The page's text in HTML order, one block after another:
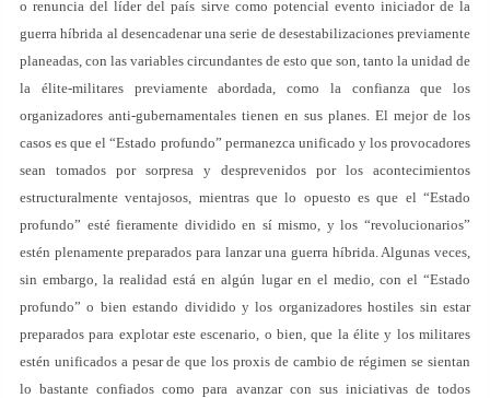
o renuncia del líder del país sirve como potencial evento iniciador de la
guerra híbrida al desencadenar una serie de desestabilizaciones previamente
planeadas, con las variables circundantes de esto que son, tanto la unidad de
la élite-militares previamente abordada, como la confianza que los
organizadores anti-gubernamentales tienen en sus planes. El mejor de los
casos es que el “Estado profundo” permanezca unificado y los provocadores
sean tomados por sorpresa y desprevenidos por los acontecimientos
estructuralmente ventajosos, mientras que lo opuesto es que el “Estado
profundo” esté fieramente dividido en sí mismo, y los “revolucionarios”
estén plenamente preparados para lanzar una guerra híbrida. Algunas veces,
sin embargo, la realidad está en algún lugar en el medio, con el “Estado
profundo” o bien estando dividido y los organizadores hostiles sin estar
preparados para explotar este escenario, o bien, que la élite y los militares
estén unificados a pesar de que los proxis de cambio de régimen se sientan
lo bastante confiados como para avanzar con sus iniciativas de todos